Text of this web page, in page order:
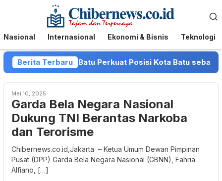
Menu
Mobile
Nasional Internasional Ekonomi & Bisnis Teknologi
Berita Terbaru
dan Pemkot Batu Perkuat Posisi Kota Batu sebagai
Mei 10, 2025
Garda Bela Negara Nasional
Dukung TNI Berantas Narkoba
dan Terorisme
Chibernews.co.id,Jakarta – Ketua Umum Dewan Pimpinan
Pusat (DPP) Garda Bela Negara Nasional (GBNN), Fahria
Alfiano, […]